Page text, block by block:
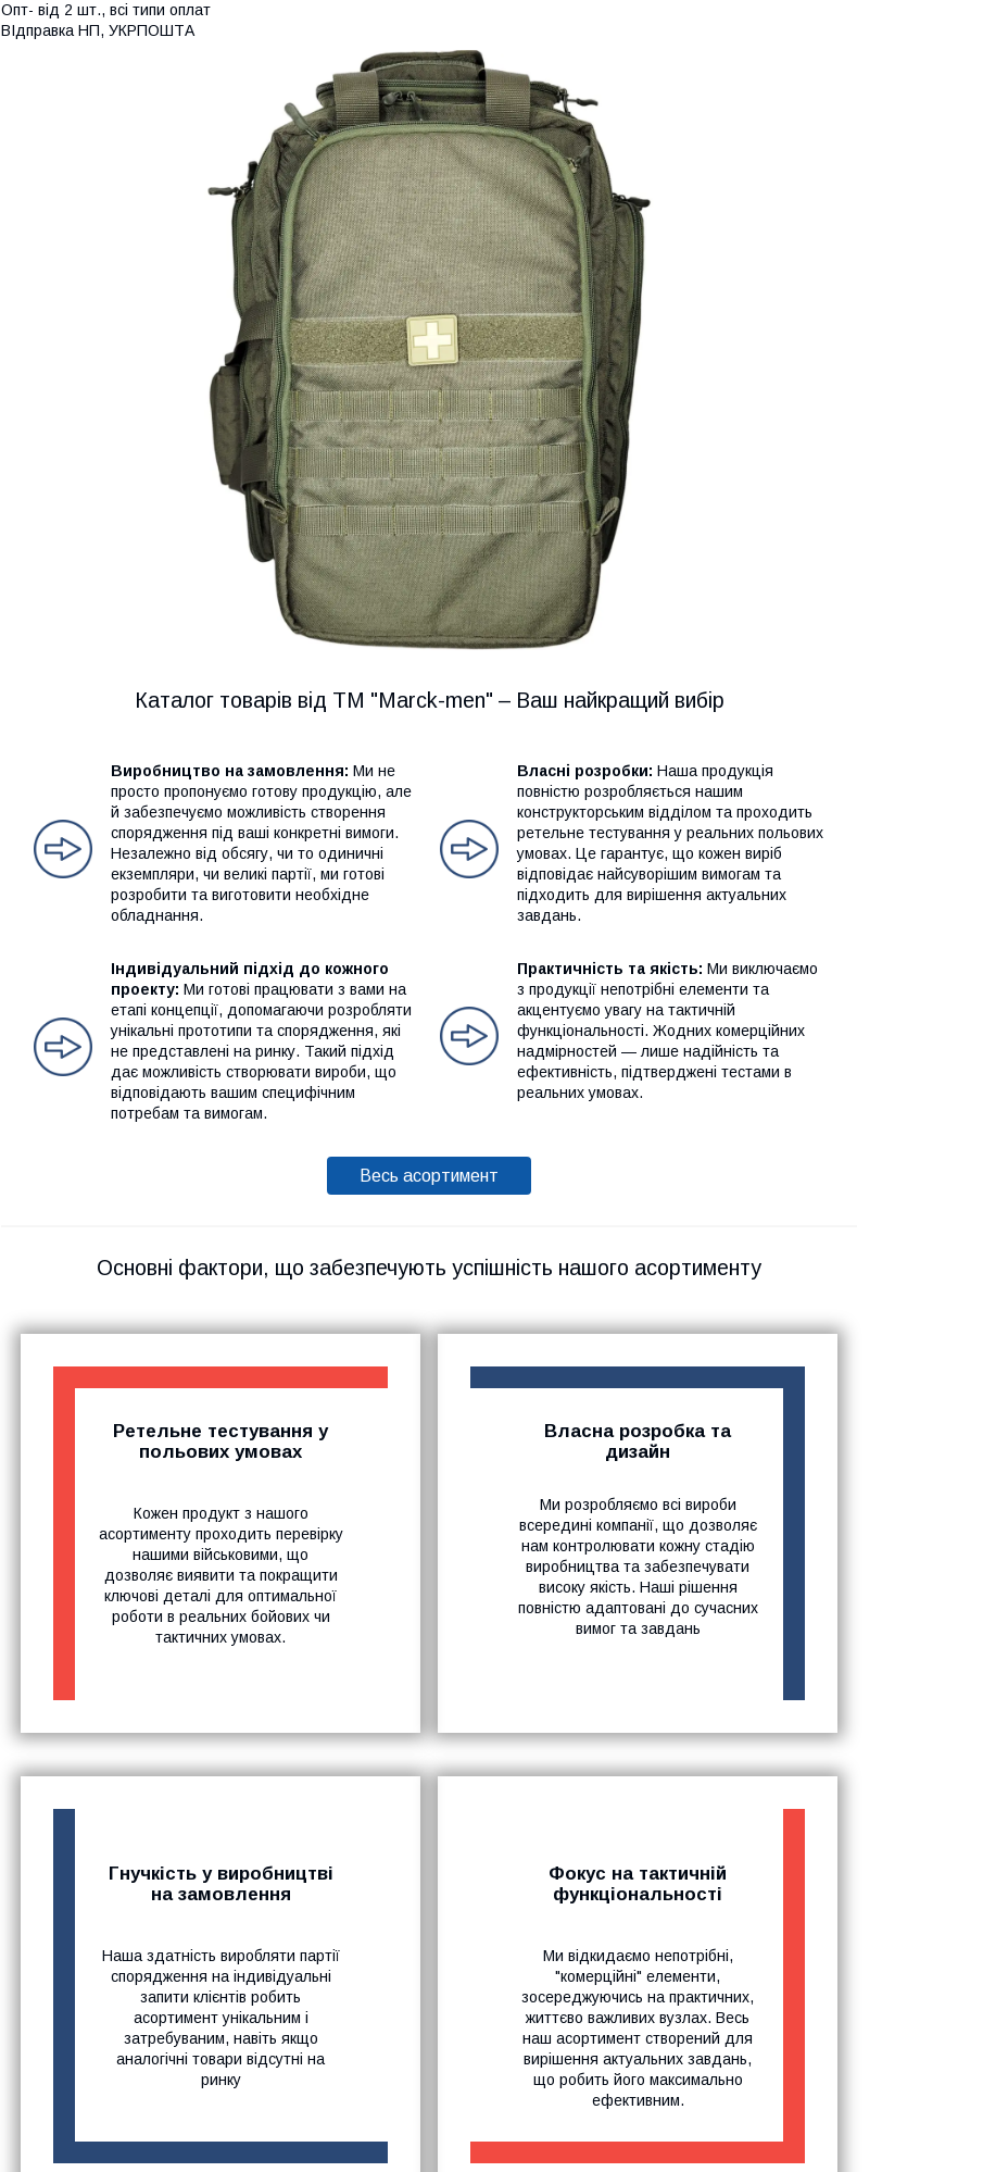
Опт- від 2 шт., всі типи оплат
ВІдправка НП, УКРПОШТА
Каталог товарів від ТМ "Marck-men" – Ваш найкращий вибір
Виробництво на замовлення: Ми не
просто пропонуємо готову продукцію, але
й забезпечуємо можливість створення
спорядження під ваші конкретні вимоги.
Незалежно від обсягу, чи то одиничні
екземпляри, чи великі партії, ми готові
розробити та виготовити необхідне
обладнання.
Індивідуальний підхід до кожного
проекту: Ми готові працювати з вами на
етапі концепції, допомагаючи розробляти
унікальні прототипи та спорядження, які
не представлені на ринку. Такий підхід
дає можливість створювати вироби, що
відповідають вашим специфічним
потребам та вимогам.
Власні розробки: Наша продукція
повністю розробляється нашим
конструкторським відділом та проходить
ретельне тестування у реальних польових
умовах. Це гарантує, що кожен виріб
відповідає найсуворішим вимогам та
підходить для вирішення актуальних
завдань.
Практичність та якість: Ми виключаємо
з продукції непотрібні елементи та
акцентуємо увагу на тактичній
функціональності. Жодних комерційних
надмірностей — лише надійність та
ефективність, підтверджені тестами в
реальних умовах.
Весь асортимент
Основні фактори, що забезпечують успішність нашого асортименту
Ретельне тестування у
польових умовах
Кожен продукт з нашого
асортименту проходить перевірку
нашими військовими, що
дозволяє виявити та покращити
ключові деталі для оптимальної
роботи в реальних бойових чи
тактичних умовах.
Власна розробка та
дизайн
Ми розробляємо всі вироби
всередині компанії, що дозволяє
нам контролювати кожну стадію
виробництва та забезпечувати
високу якість. Наші рішення
повністю адаптовані до сучасних
вимог та завдань
Гнучкість у виробництві
на замовлення
Наша здатність виробляти партії
спорядження на індивідуальні
запити клієнтів робить
асортимент унікальним і
затребуваним, навіть якщо
аналогічні товари відсутні на
ринку
Фокус на тактичній
функціональності
Ми відкидаємо непотрібні,
"комерційні" елементи,
зосереджуючись на практичних,
життєво важливих вузлах. Весь
наш асортимент створений для
вирішення актуальних завдань,
що робить його максимально
ефективним.